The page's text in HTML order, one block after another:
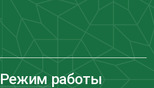
Режим работы